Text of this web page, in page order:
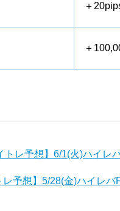
＋
＋
トレ予想】6/1(火)ハイレ
レ予想】5/28(金)ハイレバ